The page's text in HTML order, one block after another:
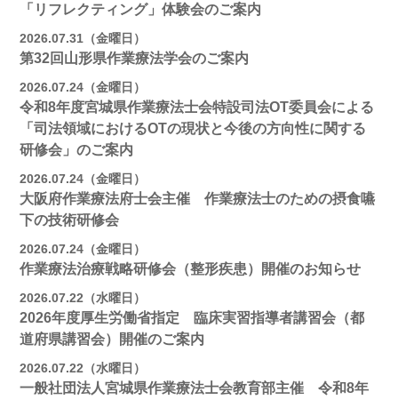
「リフレクティング」体験会のご案内
2026.07.31（金曜日）
第32回山形県作業療法学会のご案内
2026.07.24（金曜日）
令和8年度宮城県作業療法士会特設司法OT委員会による
「司法領域におけるOTの現状と今後の方向性に関する
研修会」のご案内
2026.07.24（金曜日）
大阪府作業療法府士会主催 作業療法士のための摂食嚥
下の技術研修会
2026.07.24（金曜日）
作業療法治療戦略研修会（整形疾患）開催のお知らせ
2026.07.22（水曜日）
2026年度厚生労働省指定 臨床実習指導者講習会（都
道府県講習会）開催のご案内
2026.07.22（水曜日）
一般社団法人宮城県作業療法士会教育部主催 令和8年